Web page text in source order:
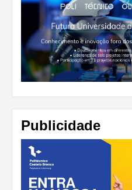
Publicidade